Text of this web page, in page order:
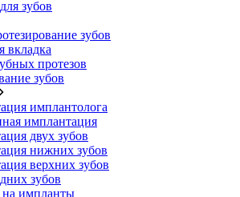
зубов
зубов
вкладка
протезов
зубов
имплантолога
имплантация
двух зубов
нижних зубов
верхних зубов
зубов
импланты